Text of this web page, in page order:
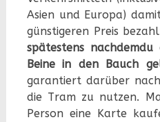
Asien und Europa)
günstigeren Preis
spätestens
Beine in den Bauch
garantiert darüber
die Tram zu nutzen.
Person eine Karte